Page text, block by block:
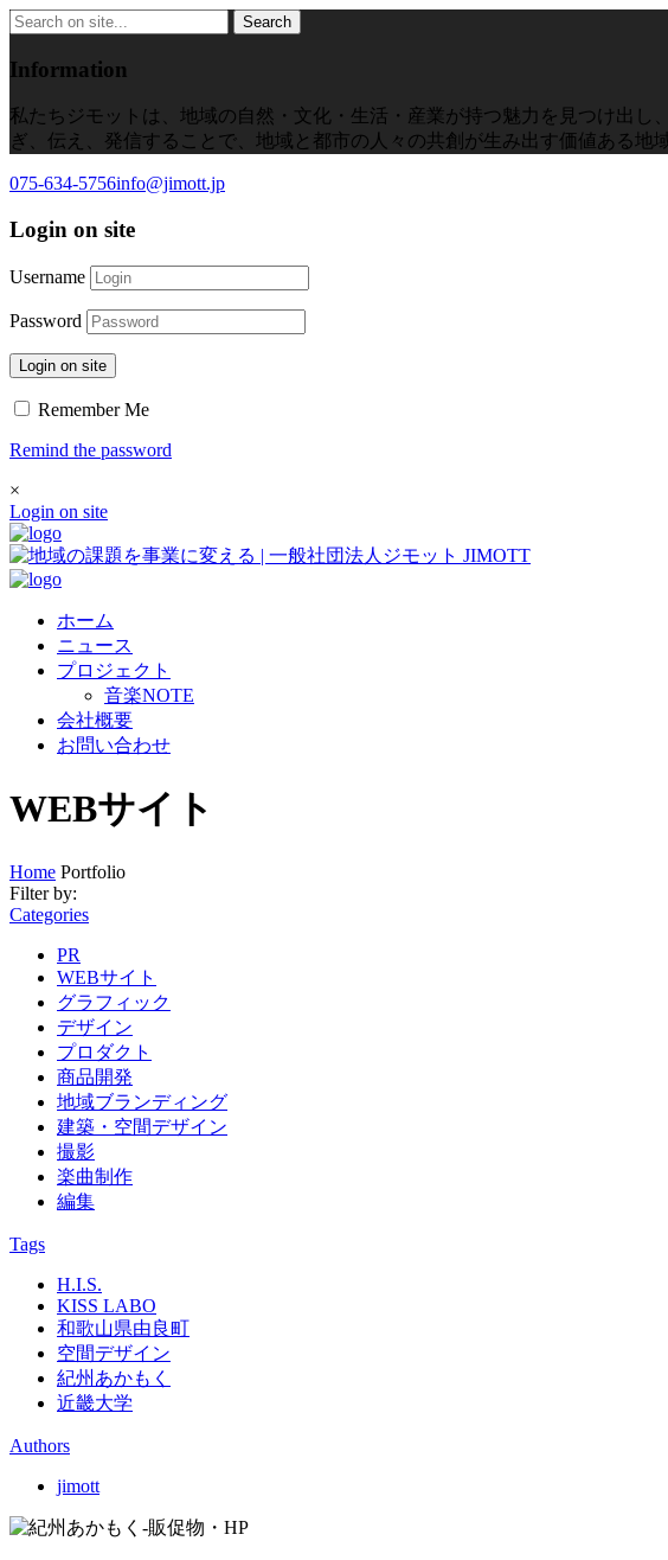
Information
私たちジモットは、地域の自然・文化・生活・産業が持つ魅力を見つけ出
ぎ、伝え、発信することで、地域と都市の人々の共創が生み出す価値ある地
075-634-5756info@jimott.jp
Login on site
Username
Password
Login on site
Remember Me
Remind the password
×
Login on site
ホーム
ニュース
プロジェクト
音楽NOTE
会社概要
お問い合わせ
WEBサイト
Home Portfolio
Filter by:
Categories
PR
WEBサイト
グラフィック
デザイン
プロダクト
商品開発
地域ブランディング
建築・空間デザイン
撮影
楽曲制作
編集
Tags
H.I.S.
KISS LABO
和歌山県由良町
空間デザイン
紀州あかもく
近畿大学
Authors
jimott